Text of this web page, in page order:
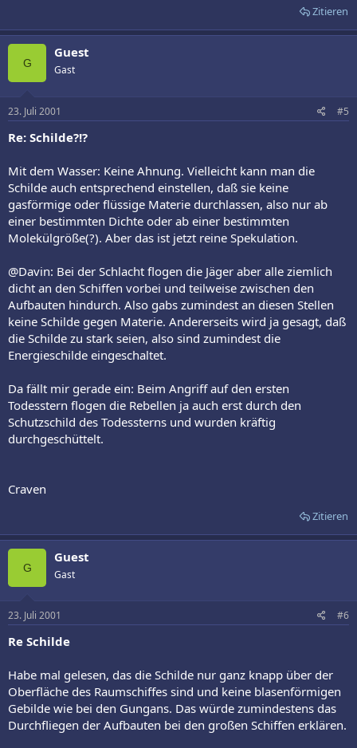
Zitieren
G
Guest
Gast
23. Juli 2001 #5
Re: Schilde?!?
Mit dem Wasser: Keine Ahnung. Vielleicht kann man die
Schilde auch entsprechend einstellen, daß sie keine
gasförmige oder flüssige Materie durchlassen, also nur ab
einer bestimmten Dichte oder ab einer bestimmten
Molekülgröße(?). Aber das ist jetzt reine Spekulation.
@Davin: Bei der Schlacht flogen die Jäger aber alle ziemlich
dicht an den Schiffen vorbei und teilweise zwischen den
Aufbauten hindurch. Also gabs zumindest an diesen Stellen
keine Schilde gegen Materie. Andererseits wird ja gesagt, daß
die Schilde zu stark seien, also sind zumindest die
Energieschilde eingeschaltet.
Da fällt mir gerade ein: Beim Angriff auf den ersten
Todesstern flogen die Rebellen ja auch erst durch den
Schutzschild des Todessterns und wurden kräftig
durchgeschüttelt.
Craven
Zitieren
G
Guest
Gast
23. Juli 2001 #6
Re Schilde
Habe mal gelesen, das die Schilde nur ganz knapp über der
Oberfläche des Raumschiffes sind und keine blasenförmigen
Gebilde wie bei den Gungans. Das würde zumindestens das
Durchfliegen der Aufbauten bei den großen Schiffen erklären.